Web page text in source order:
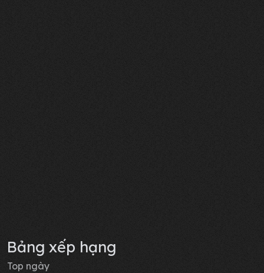
Bảng xếp hạng
Top ngày